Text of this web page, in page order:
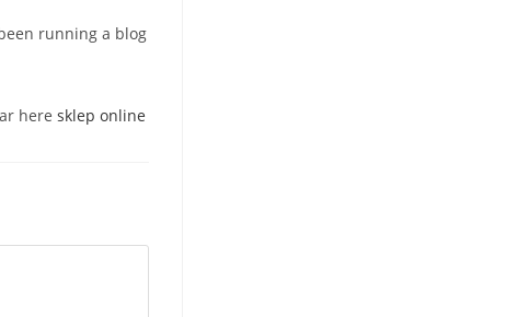
running a blog
heresklep online